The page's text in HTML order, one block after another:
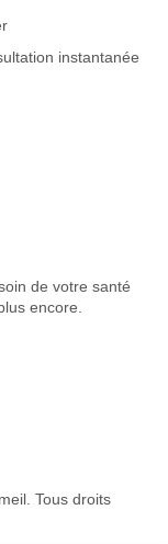
instantanée
de votre santé
encore.
Tous droits